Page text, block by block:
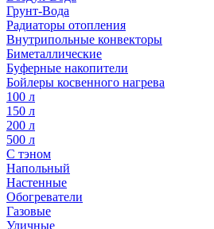
Грунт-Вода
Радиаторы отопления
Внутрипольные конвекторы
Биметаллические
Буферные накопители
Бойлеры косвенного нагрева
100 л
150 л
200 л
500 л
С тэном
Напольный
Настенные
Обогреватели
Газовые
Уличные